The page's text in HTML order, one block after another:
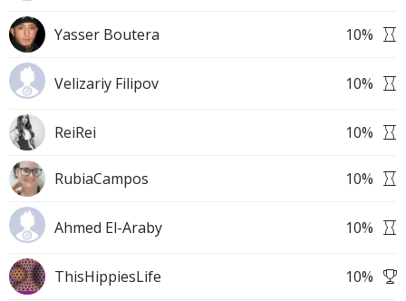
Yasser Boutera 10%
Velizariy Filipov 10%
ReiRei 10%
RubiaCampos 10%
Ahmed El-Araby 10%
ThisHippiesLife 10%